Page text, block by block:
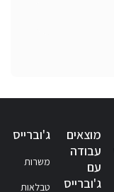
מוצאים
עבודה
עם
ג'וברייס
ג'וברייס
משרות
טבלאות